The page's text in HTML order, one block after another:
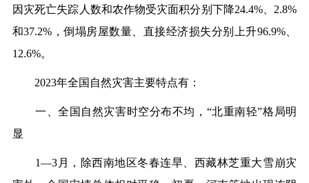
因灾死亡失踪人数和农作物受灾面积分别下降24.4%、2.8%
和37.2%，倒塌房屋数量、直接经济损失分别上升96.9%、
12.6%。
2023年全国自然灾害主要特点有：
一、全国自然灾害时空分布不均，“北重南轻”格局明
显
1—3月，除西南地区冬春连旱、西藏林芝重大雪崩灾